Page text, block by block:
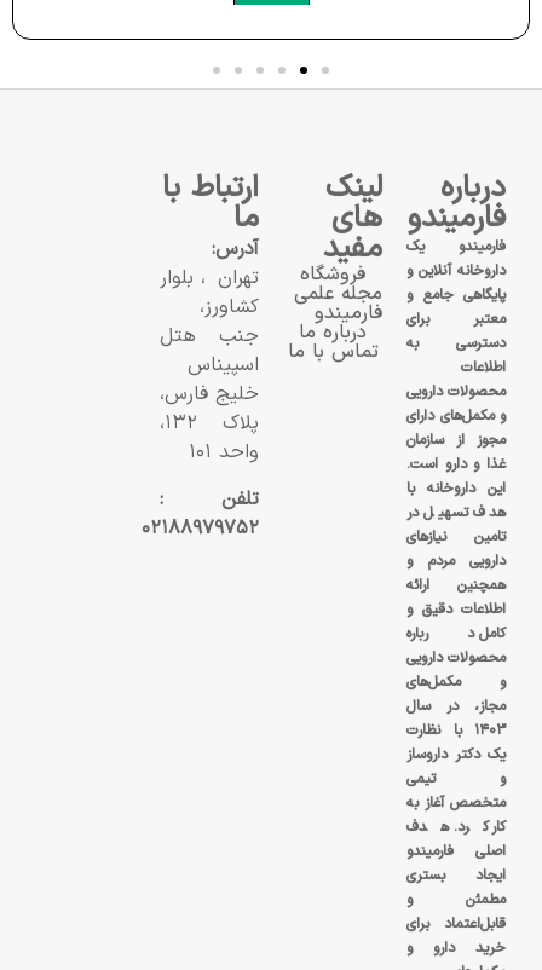
درباره
فارمیندو
فارمیندو یک
داروخانه آنلاین و
پایگاهی جامع و
معتبر برای
دسترسی به
اطلاعات
محصولات دارویی
و مکمل‌های دارای
مجوز از سازمان
غذا و دارو است.
این داروخانه با
هدف تسهیل در
تامین نیازهای
دارویی مردم و
همچنین ارائه
اطلاعات دقیق و
کامل درباره
محصولات دارویی
و مکمل‌های
مجاز، در سال
۱۴۰۳ با نظارت
یک دکتر داروساز
و تیمی
متخصص آغاز به
کار کرد. هدف
اصلی فارمیندو
ایجاد بستری
مطمئن و
قابل‌اعتماد برای
خرید دارو و
لینک
های
مفید
فروشگاه
مجله علمی
فارمیندو
درباره ما
تماس با ما
ارتباط با
ما
آدرس:
تهران، بلوار
کشاورز،
جنب هتل
اسپیناس
خلیج فارس،
پلاک ۱۳۲،
واحد ۱۰۱
تلفن :
۰۲۱۸۸۹۷۹۷۵۲